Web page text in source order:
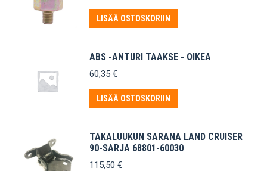
oli:
29,75 €.
on:
19,00 €.
LISÄÄ OSTOSKORIIN
ABS -ANTURI TAAKSE - OIKEA
60,35 €
LISÄÄ OSTOSKORIIN
TAKALUUKUN SARANA LAND CRUISER
90-SARJA 68801-60030
115,50 €